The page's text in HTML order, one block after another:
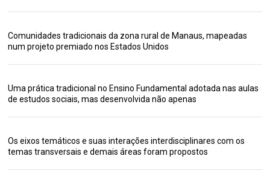
Comunidades tradicionais da zona rural de Manaus, mapeadas
num projeto premiado nos Estados Unidos
Uma prática tradicional no Ensino Fundamental adotada nas aulas
de estudos sociais, mas desenvolvida não apenas
Os eixos temáticos e suas interações interdisciplinares com os
temas transversais e demais áreas foram propostos